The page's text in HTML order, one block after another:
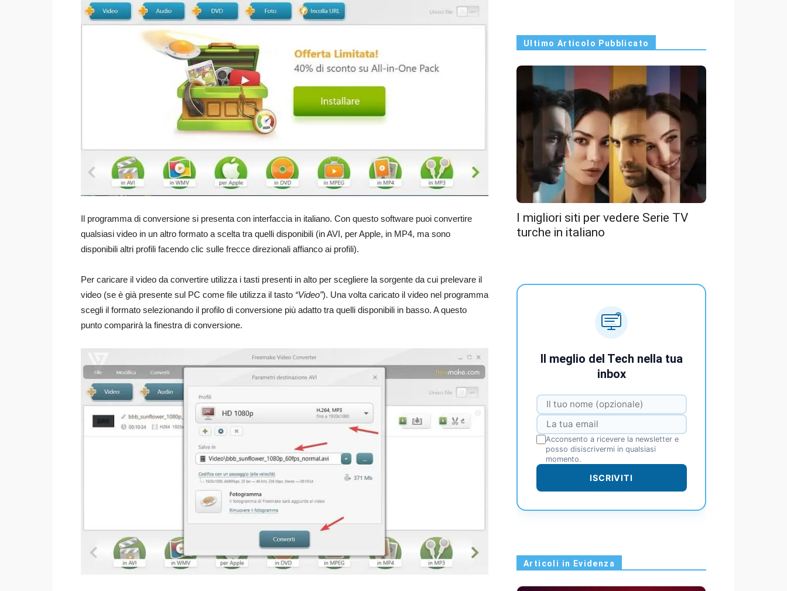
Il programma di conversione si presenta con interfaccia in italiano. Con questo software puoi convertire
qualsiasi video in un altro formato a scelta tra quelli disponibili (in AVI, per Apple, in MP4, ma sono
disponibili altri profili facendo clic sulle frecce direzionali affianco ai profili).
Per caricare il video da convertire utilizza i tasti presenti in alto per scegliere la sorgente da cui prelevare il
video (se è già presente sul PC come file utilizza il tasto “Video”). Una volta caricato il video nel programma
scegli il formato selezionando il profilo di conversione più adatto tra quelli disponibili in basso. A questo
punto comparirà la finestra di conversione.
Ultimo Articolo Pubblicato
I migliori siti per vedere Serie TV
turche in italiano
Il meglio del Tech nella tua
inbox
Acconsento a ricevere la newsletter e
posso disiscrivermi in qualsiasi
momento.
ISCRIVITI
Articoli in Evidenza